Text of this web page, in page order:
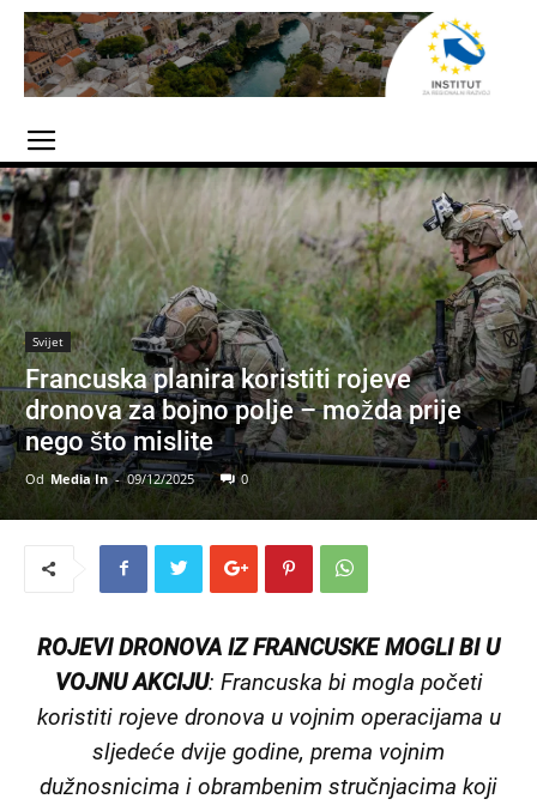
Svijet
Francuska planira koristiti rojeve
dronova za bojno polje – možda prije
nego što mislite
Od Media In - 09/12/2025 0
ROJEVI DRONOVA IZ FRANCUSKE MOGLI BI U
VOJNU AKCIJU: Francuska bi mogla početi
koristiti rojeve dronova u vojnim operacijama u
sljedeće dvije godine, prema vojnim
dužnosnicima i obrambenim stručnjacima koji